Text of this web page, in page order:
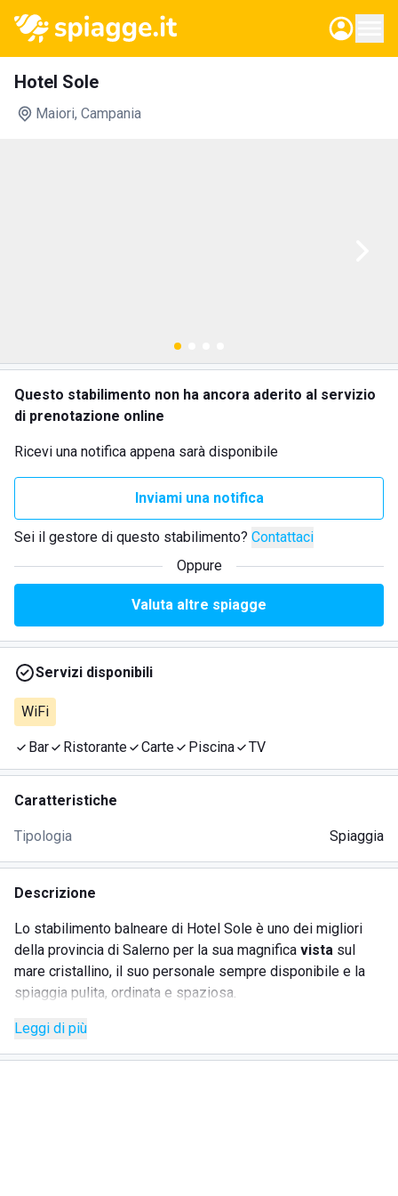
Hotel Sole
Maiori, Campania
Questo stabilimento non ha ancora aderito al servizio
di prenotazione online
Ricevi una notifica appena sarà disponibile
Inviami una notifica
Sei il gestore di questo stabilimento? Contattaci
Oppure
Valuta altre spiagge
Servizi disponibili
WiFi
Bar Ristorante Carte Piscina TV
Caratteristiche
Tipologia Spiaggia
Descrizione
Lo stabilimento balneare di Hotel Sole è uno dei migliori
della provincia di Salerno per la sua magnifica vista sul
mare cristallino, il suo personale sempre disponibile e la
spiaggia pulita, ordinata e spaziosa.
ombrelloni e pedalò sono presenti quello di
con piatti tipici ebarche serve cocktail e aperitivi serali
Leggi di più